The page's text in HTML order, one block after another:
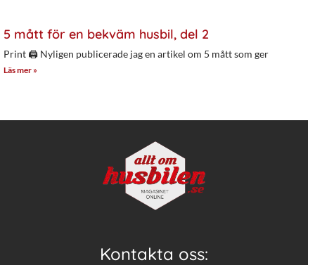
5 mått för en bekväm husbil, del 2
Print 🖨 Nyligen publicerade jag en artikel om 5 mått som ger
Läs mer »
Kontakta oss: